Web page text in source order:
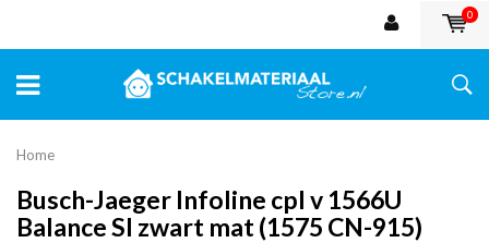
0
Home
Busch-Jaeger Infoline cpl v 1566U
Balance SI zwart mat (1575 CN-915)